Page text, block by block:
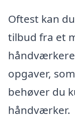
Oftest kan
tilbud fra et
opgaver,
behøver du
håndværker.